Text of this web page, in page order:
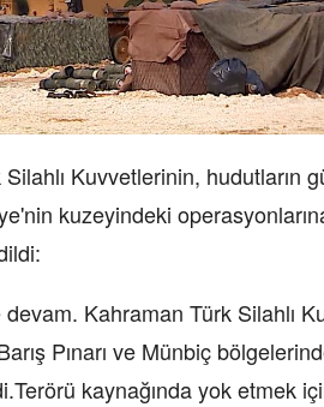
Kuvvetlerinin, hudutların
kuzeyindeki
Kahraman Türk Silahlı
Pınarı ve Münbiç
kaynağında yok etmek